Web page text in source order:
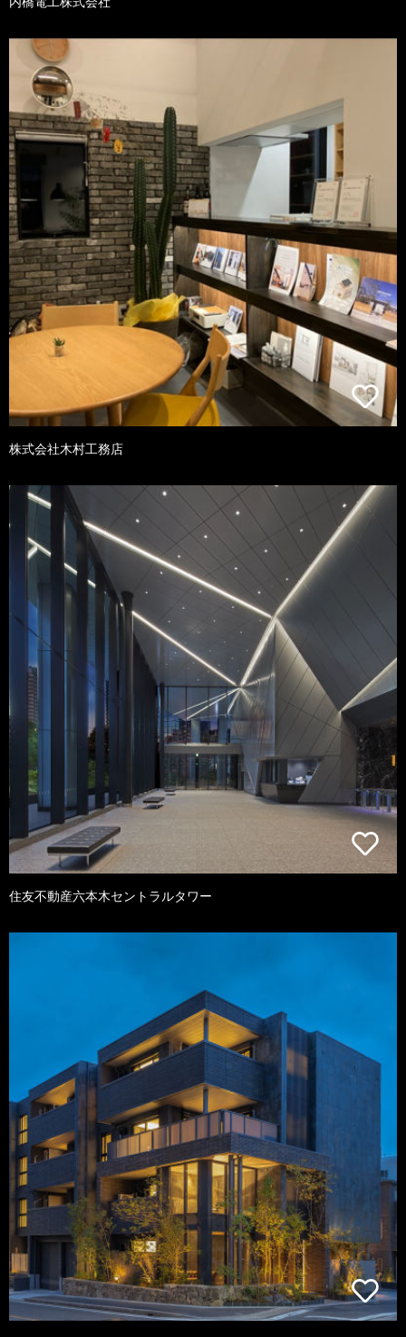
株式会社木村工務店
住友不動産六本木セントラルタワー